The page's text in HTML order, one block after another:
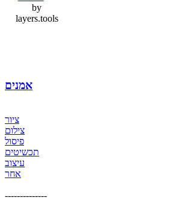
by
layers.tools
אמנים
ציור
צילום
פיסול
תכשיטים
עיצוב
אחר
--------------